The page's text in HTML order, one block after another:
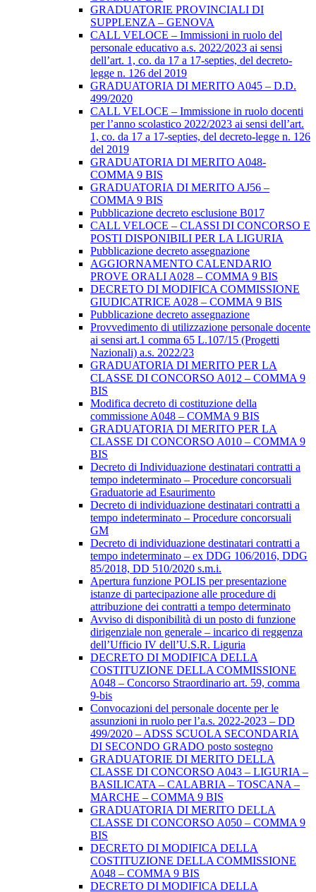
GRADUATORIE PROVINCIALI DI
SUPPLENZA – GENOVA
CALL VELOCE – Immissioni in ruolo del
personale educativo a.s. 2022/2023 ai sensi
dell’art. 1, co. da 17 a 17-septies, del decreto-
legge n. 126 del 2019
GRADUATORIA DI MERITO A045 – D.D.
499/2020
CALL VELOCE – Immissione in ruolo docenti
per l’anno scolastico 2022/2023 ai sensi dell’art.
1, co. da 17 a 17-septies, del decreto-legge n. 126
del 2019
GRADUATORIA DI MERITO A048-
COMMA 9 BIS
GRADUATORIA DI MERITO AJ56 –
COMMA 9 BIS
Pubblicazione decreto esclusione B017
CALL VELOCE – CLASSI DI CONCORSO E
POSTI DISPONIBILI PER LA LIGURIA
Pubblicazione decreto assegnazione
AGGIORNAMENTO CALENDARIO
PROVE ORALI A028 – COMMA 9 BIS
DECRETO DI MODIFICA COMMISSIONE
GIUDICATRICE A028 – COMMA 9 BIS
Pubblicazione decreto assegnazione
Provvedimento di utilizzazione personale docente
ai sensi art.1 comma 65 L.107/15 (Progetti
Nazionali) a.s. 2022/23
GRADUATORIA DI MERITO PER LA
CLASSE DI CONCORSO A012 – COMMA 9
BIS
Modifica decreto di costituzione della
commissione A048 – COMMA 9 BIS
GRADUATORIA DI MERITO PER LA
CLASSE DI CONCORSO A010 – COMMA 9
BIS
Decreto di Individuazione destinatari contratti a
tempo indeterminato – Procedure concorsuali
Graduatorie ad Esaurimento
Decreto di individuazione destinatari contratti a
tempo indeterminato – Procedure concorsuali
GM
Decreto di individuazione destinatari contratti a
tempo indeterminato – ex DDG 106/2016, DDG
85/2018, DD 510/2020 s.m.i.
Apertura funzione POLIS per presentazione
istanze di partecipazione alle procedure di
attribuzione dei contratti a tempo determinato
Avviso di disponibilità di un posto di funzione
dirigenziale non generale – incarico di reggenza
dell’Ufficio IV dell’U.S.R. Liguria
DECRETO DI MODIFICA DELLA
COSTITUZIONE DELLA COMMISSIONE
A048 – Concorso Straordinario art. 59, comma
9-bis
Convocazioni del personale docente per le
assunzioni in ruolo per l’a.s. 2022-2023 – DD
499/2020 – ADSS SCUOLA SECONDARIA
DI SECONDO GRADO posto sostegno
GRADUATORIE DI MERITO DELLA
CLASSE DI CONCORSO A043 – LIGURIA –
BASILICATA – CALABRIA – TOSCANA –
MARCHE – COMMA 9 BIS
GRADUATORIA DI MERITO DELLA
CLASSE DI CONCORSO A050 – COMMA 9
BIS
DECRETO DI MODIFICA DELLA
COSTITUZIONE DELLA COMMISSIONE
A048 – COMMA 9 BIS
DECRETO DI MODIFICA DELLA